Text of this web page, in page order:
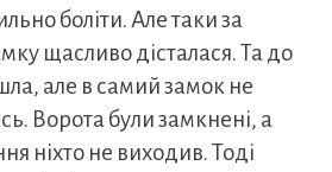
боліти. Але таки за
щасливо дісталася. Та до
але в самий замок не
Ворота були замкнені, а
ніхто не виходив. Тоді